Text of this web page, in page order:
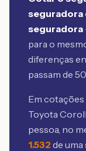
seguradora
seguradora
para o
diferenças
passam de
Em
Toyota
pessoa, no
1.532 de uma